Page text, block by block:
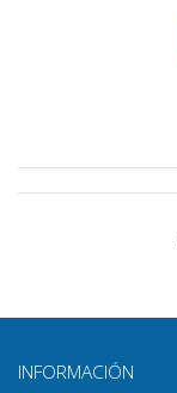
INFORMACIÓN